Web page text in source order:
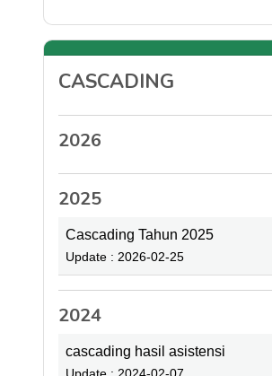
CASCADING
2026
2025
Cascading Tahun 2025
Update : 2026-02-25
2024
cascading hasil asistensi